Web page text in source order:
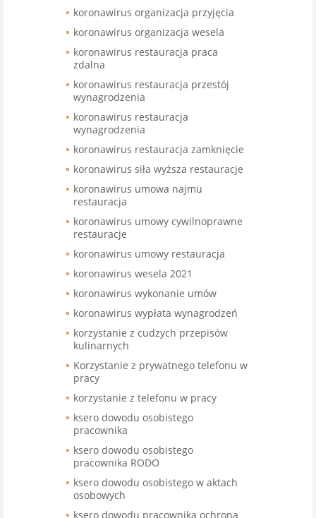
koronawirus organizacja przyjęcia
koronawirus organizacja wesela
koronawirus restauracja praca
zdalna
koronawirus restauracja przestój
wynagrodzenia
koronawirus restauracja
wynagrodzenia
koronawirus restauracja zamknięcie
koronawirus siła wyższa restauracje
koronawirus umowa najmu
restauracja
koronawirus umowy cywilnoprawne
restauracje
koronawirus umowy restauracja
koronawirus wesela 2021
koronawirus wykonanie umów
koronawirus wypłata wynagrodzeń
korzystanie z cudzych przepisów
kulinarnych
Korzystanie z prywatnego telefonu w
pracy
korzystanie z telefonu w pracy
ksero dowodu osobistego
pracownika
ksero dowodu osobistego
pracownika RODO
ksero dowodu osobistego w aktach
osobowych
ksero dowodu pracownika ochrona